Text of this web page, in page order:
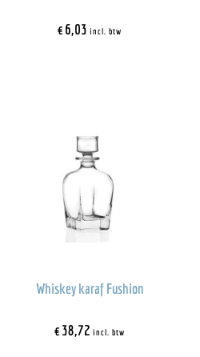
€6,03 incl. btw
Whiskey karaf Fushion
€38,72 incl. btw